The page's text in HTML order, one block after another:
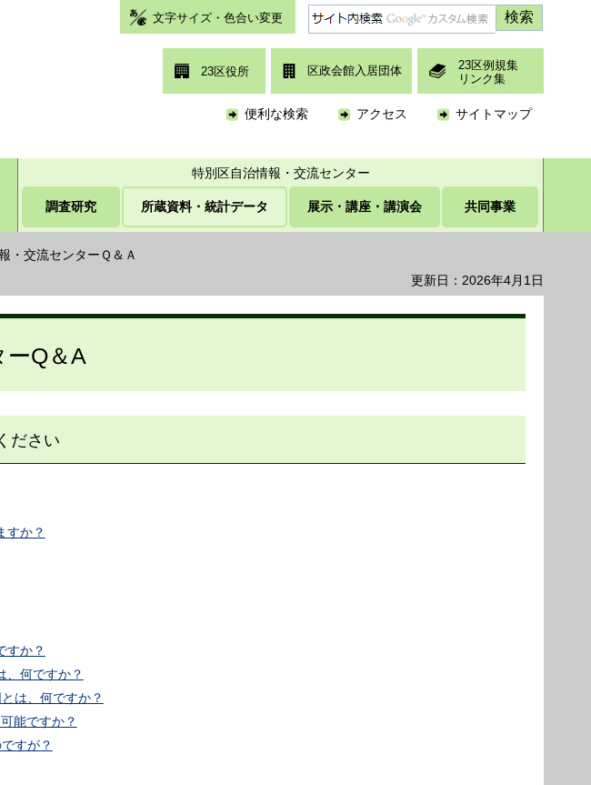
文字サイズ・色合い変更
23区役所 区政会館入居団体
23区例規集
リンク集
便利な検索 アクセス サイトマップ
特別区自治情報・交流センター
調査研究 所蔵資料・統計データ 展示・講座・講演会 共同事業
・交流センターＱ＆Ａ
更新日：2026年4月1日
ーQ＆A
ださい
すか？
すか？
、何ですか？
は、何ですか？
能ですか？
すが？